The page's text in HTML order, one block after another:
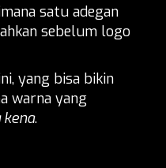
satu adegan
sebelum logo
yang bisa bikin
warna yang
kena.